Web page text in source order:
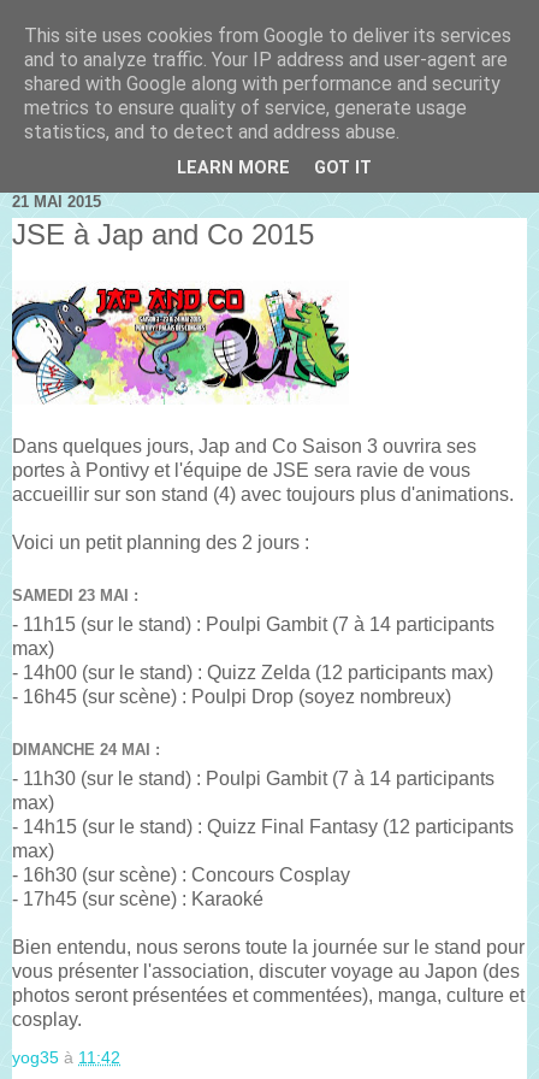
21 MAI 2015
JSE à Jap and Co 2015
Dans quelques jours, Jap and Co Saison 3 ouvrira ses
portes à Pontivy et l'équipe de JSE sera ravie de vous
accueillir sur son stand (4) avec toujours plus d'animations.
Voici un petit planning des 2 jours :
SAMEDI 23 MAI :
- 11h15 (sur le stand) : Poulpi Gambit (7 à 14 participants
max)
- 14h00 (sur le stand) : Quizz Zelda (12 participants max)
- 16h45 (sur scène) : Poulpi Drop (soyez nombreux)
DIMANCHE 24 MAI :
- 11h30 (sur le stand) : Poulpi Gambit (7 à 14 participants
max)
- 14h15 (sur le stand) : Quizz Final Fantasy (12 participants
max)
- 16h30 (sur scène) : Concours Cosplay
- 17h45 (sur scène) : Karaoké
Bien entendu, nous serons toute la journée sur le stand pour
vous présenter l'association, discuter voyage au Japon (des
photos seront présentées et commentées), manga, culture et
cosplay.
yog35 à 11:42
This site uses cookies from Google to deliver its services
and to analyze traffic. Your IP address and user-agent are
shared with Google along with performance and security
metrics to ensure quality of service, generate usage
statistics, and to detect and address abuse.
LEARN MORE GOT IT